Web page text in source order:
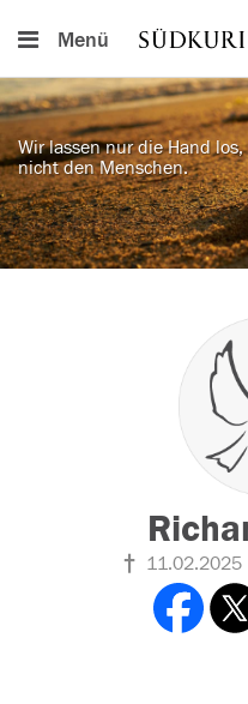
Menü
Wir lassen nur die Hand los,
nicht den Menschen.
11.02.2025